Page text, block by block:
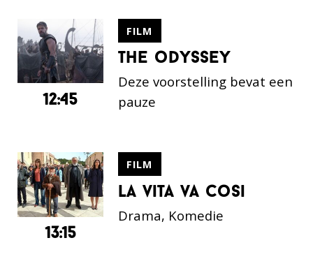
the odyssey
FILM
Deze voorstelling bevat een
pauze
12:45
la vita va cosi
FILM
Drama, Komedie
13:15